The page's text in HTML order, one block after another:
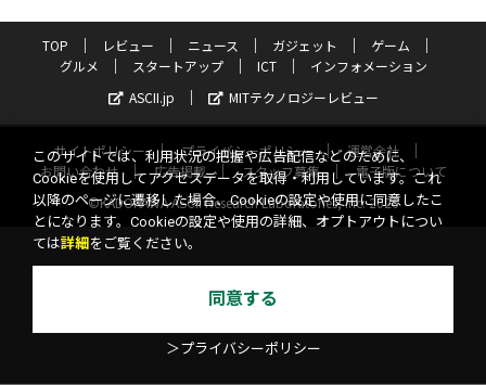
TOP レビュー ニュース ガジェット
ゲーム
グルメ
スタートアップ ICT
インフォメーション
ASCII.jp
MITテクノロジーレビュー
サイトポリシー プライバシーポリシー
運営会社
お問い合わせ
広告掲載 スタッフ募集
電子版について
©KADOKAWA ASCII Research Laboratories, Inc. 2026
このサイトでは、利用状況の把握や広告配信などのために、
Cookieを使用してアクセスデータを取得・利用しています。これ
以降のページに遷移した場合、Cookieの設定や使用に同意したこ
とになります。Cookieの設定や使用の詳細、オプトアウトについ
ては詳細 をご覧ください。
同意する
＞プライバシーポリシー